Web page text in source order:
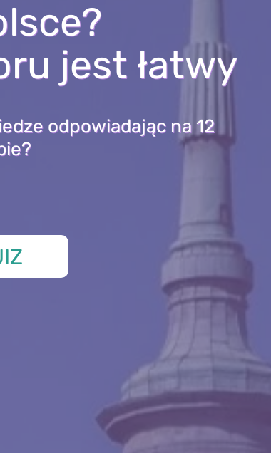
jest łatwy
odpowiadając na 12